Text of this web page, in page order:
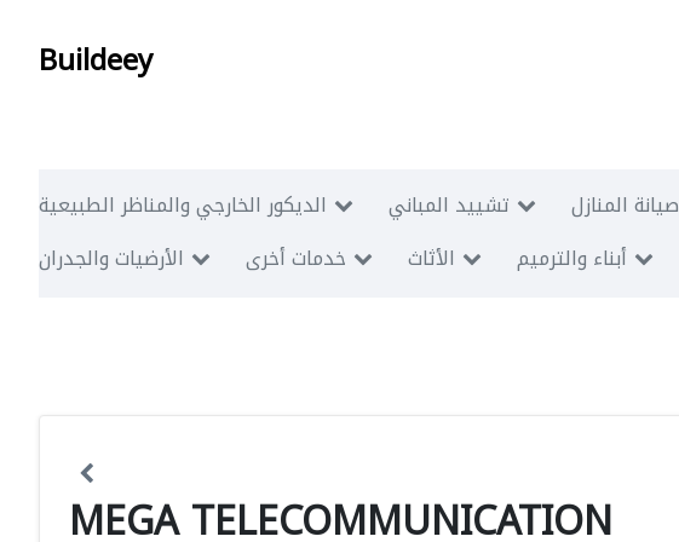
Buildeey
الديكور الخارجي والمناظر الطبيعية تشييد المباني صيانة المنازل
الأرضيات والجدران
خدمات أخرى الأثاث أبناء والترميم
MEGA TELECOMMUNICATION